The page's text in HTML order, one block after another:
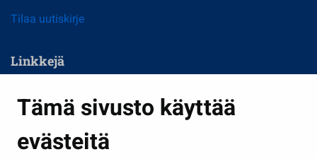
Tämä sivusto käyttää
evästeitä
Tilaa uutiskirje
Linkkejä
Kasvatus ja opetus
Kulttuuri ja liikunta